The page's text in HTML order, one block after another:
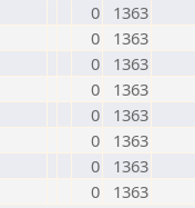
0
1363
0
1363
0
1363
0
1363
0
1363
0
1363
0
1363
0 1363